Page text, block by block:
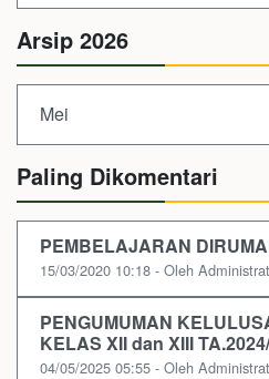
Arsip 2026
Mei
Paling Dikomentari
PEMBELAJARAN
15/03/2020 10:18 - Oleh
PENGUMUMAN
KELAS XII dan XIII
04/05/2025 05:55 - Oleh